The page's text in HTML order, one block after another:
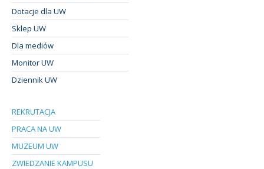
Dotacje dla UW
Sklep UW
Dla mediów
Monitor UW
Dziennik UW
REKRUTACJA
PRACA NA UW
MUZEUM UW
ZWIEDZANIE KAMPUSU